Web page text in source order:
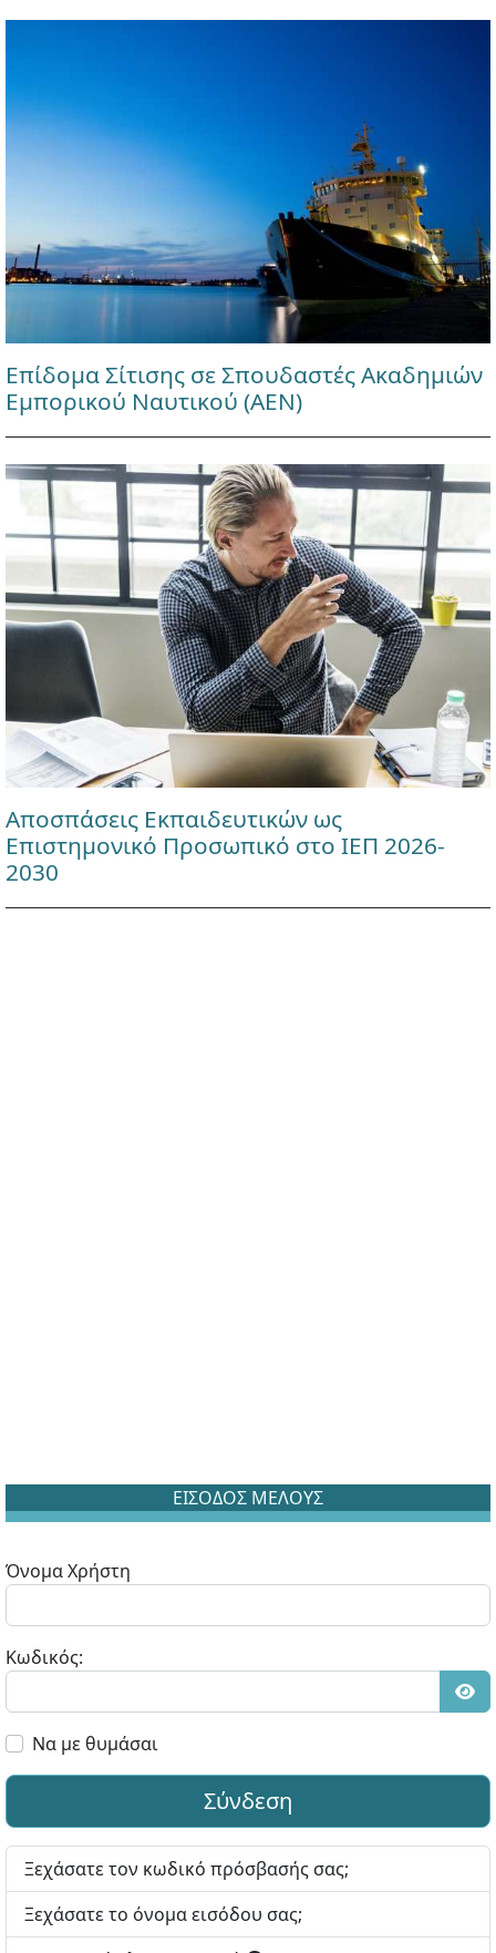
Επίδομα Σίτισης σε Σπουδαστές Ακαδημιών
Εμπορικού Ναυτικού (ΑΕΝ)
Αποσπάσεις Εκπαιδευτικών ως
Επιστημονικό Προσωπικό στο ΙΕΠ 2026-
2030
ΕΙΣΟΔΟΣ ΜΕΛΟΥΣ
Όνομα Χρήστη
Κωδικός:
Να με θυμάσαι
Σύνδεση
Ξεχάσατε τον κωδικό πρόσβασής σας;
Ξεχάσατε το όνομα εισόδου σας;